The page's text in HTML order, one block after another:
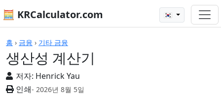
🧮 KRCalculator.com 🇰🇷
홈 › 금융 › 기타 금융
생산성 계산기
저자: Henrick Yau
인쇄- 2026년 8월 5일
계산기